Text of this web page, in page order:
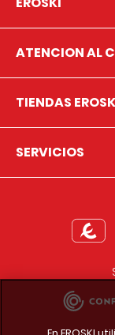
ATENCION AL
TIENDAS
SERVICIOS